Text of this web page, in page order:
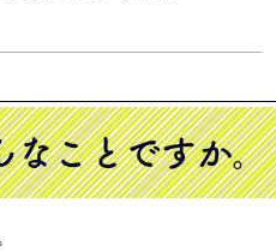
なことですか。